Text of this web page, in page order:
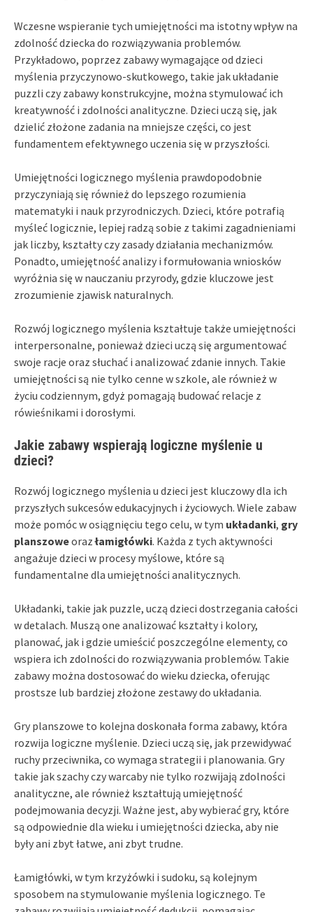
Wczesne wspieranie tych umiejętności ma istotny wpływ na
zdolność dziecka do rozwiązywania problemów.
Przykładowo, poprzez zabawy wymagające od dzieci
myślenia przyczynowo-skutkowego, takie jak układanie
puzzli czy zabawy konstrukcyjne, można stymulować ich
kreatywność i zdolności analityczne. Dzieci uczą się, jak
dzielić złożone zadania na mniejsze części, co jest
fundamentem efektywnego uczenia się w przyszłości.
Umiejętności logicznego myślenia prawdopodobnie
przyczyniają się również do lepszego rozumienia
matematyki i nauk przyrodniczych. Dzieci, które potrafią
myśleć logicznie, lepiej radzą sobie z takimi zagadnieniami
jak liczby, kształty czy zasady działania mechanizmów.
Ponadto, umiejętność analizy i formułowania wniosków
wyróżnia się w nauczaniu przyrody, gdzie kluczowe jest
zrozumienie zjawisk naturalnych.
Rozwój logicznego myślenia kształtuje także umiejętności
interpersonalne, ponieważ dzieci uczą się argumentować
swoje racje oraz słuchać i analizować zdanie innych. Takie
umiejętności są nie tylko cenne w szkole, ale również w
życiu codziennym, gdyż pomagają budować relacje z
rówieśnikami i dorosłymi.
Jakie zabawy wspierają logiczne myślenie u
dzieci?
Rozwój logicznego myślenia u dzieci jest kluczowy dla ich
przyszłych sukcesów edukacyjnych i życiowych. Wiele zabaw
może pomóc w osiągnięciu tego celu, w tym układanki, gry
planszoweorazłamigłówki. Każda z tych aktywności
angażuje dzieci w procesy myślowe, które są
fundamentalne dla umiejętności analitycznych.
Układanki, takie jak puzzle, uczą dzieci dostrzegania całości
w detalach. Muszą one analizować kształty i kolory,
planować, jak i gdzie umieścić poszczególne elementy, co
wspiera ich zdolności do rozwiązywania problemów. Takie
zabawy można dostosować do wieku dziecka, oferując
prostsze lub bardziej złożone zestawy do układania.
Gry planszowe to kolejna doskonała forma zabawy, która
rozwija logiczne myślenie. Dzieci uczą się, jak przewidywać
ruchy przeciwnika, co wymaga strategii i planowania. Gry
takie jak szachy czy warcaby nie tylko rozwijają zdolności
analityczne, ale również kształtują umiejętność
podejmowania decyzji. Ważne jest, aby wybierać gry, które
są odpowiednie dla wieku i umiejętności dziecka, aby nie
były ani zbyt łatwe, ani zbyt trudne.
Łamigłówki, w tym krzyżówki i sudoku, są kolejnym
sposobem na stymulowanie myślenia logicznego. Te